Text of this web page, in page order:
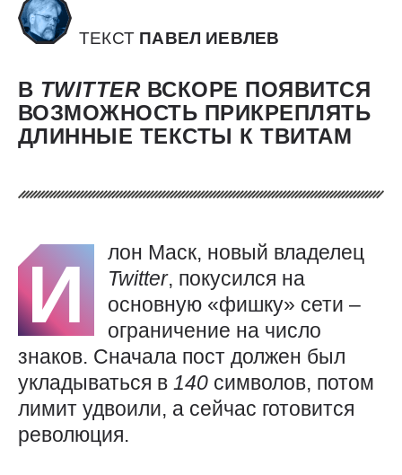
ТЕКСТ ПАВЕЛ ИЕВЛЕВ
В TWITTER ВСКОРЕ ПОЯВИТСЯ
ВОЗМОЖНОСТЬ ПРИКРЕПЛЯТЬ
ДЛИННЫЕ ТЕКСТЫ К ТВИТАМ
И
лон Маск, новый владелец
Twitter, покусился на
основную «фишку» сети –
ограничение на число
знаков. Сначала пост должен был
укладываться в 140 символов, потом
лимит удвоили, а сейчас готовится
революция.